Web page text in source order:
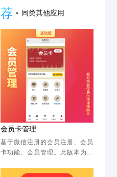
荐 • 同类其他应用
会员卡管理
基于微信注册的会员注册、会员
卡功能、会员管理。此版本为基
详情后，谨慎下单。如需要更完